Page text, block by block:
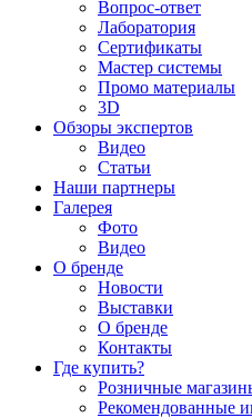
Вопрос-ответ
Лаборатория
Сертификаты
Мастер системы
Промо материалы
3D
Обзоры экспертов
Видео
Статьи
Наши партнеры
Галерея
Фото
Видео
О бренде
Новости
Выставки
О бренде
Контакты
Где купить?
Розничные
Рекомендованные